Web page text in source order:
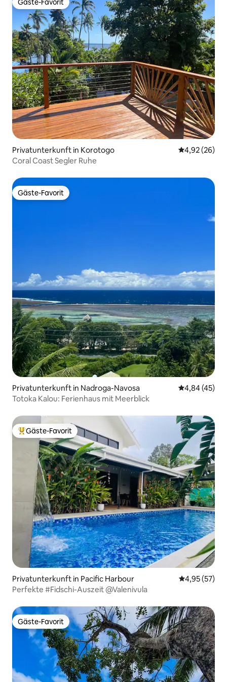
Gäste-Favorit
Gäste-Favorit
Privatunterkunft in Korotogo
4,92 (26)
Coral Coast Segler Ruhe
Gäste-Favorit
Gäste-Favorit
Privatunterkunft in Nadroga-Navosa
4,84 (45)
Totoka Kalou: Ferienhaus mit Meerblick
Beliebter Gäste-Favorit.
Gäste-Favorit
Privatunterkunft in Pacific Harbour
4,95 (57)
Perfekte #Fidschi-Auszeit @Valenivula
Gäste-Favorit
Gäste-Favorit